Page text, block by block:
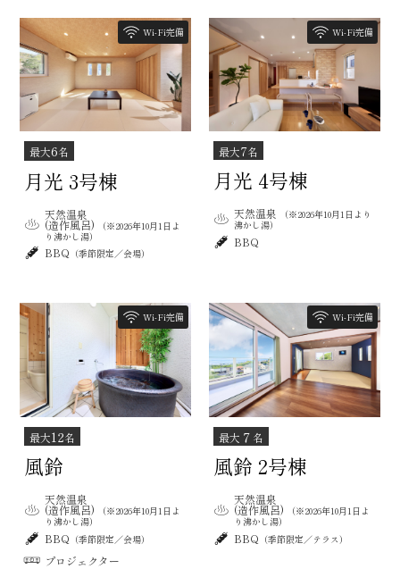
Wi-Fi完備
最大6名
月光 3号棟
天然温泉
(造作風呂)
（※2026年10月1日よ
り沸かし湯）
BBQ （季節限定／会場）
Wi-Fi完備
最大7名
月光 4号棟
天然温泉
（※2026年10月1日より
沸かし湯）
BBQ
Wi-Fi完備
最大12名
風鈴
天然温泉
(造作風呂)
（※2026年10月1日よ
り沸かし湯）
BBQ （季節限定／会場）
プロジェクター
Wi-Fi完備
最大 ７ 名
風鈴 2号棟
天然温泉
(造作風呂)
（※2026年10月1日よ
り沸かし湯）
BBQ （季節限定／テラス）